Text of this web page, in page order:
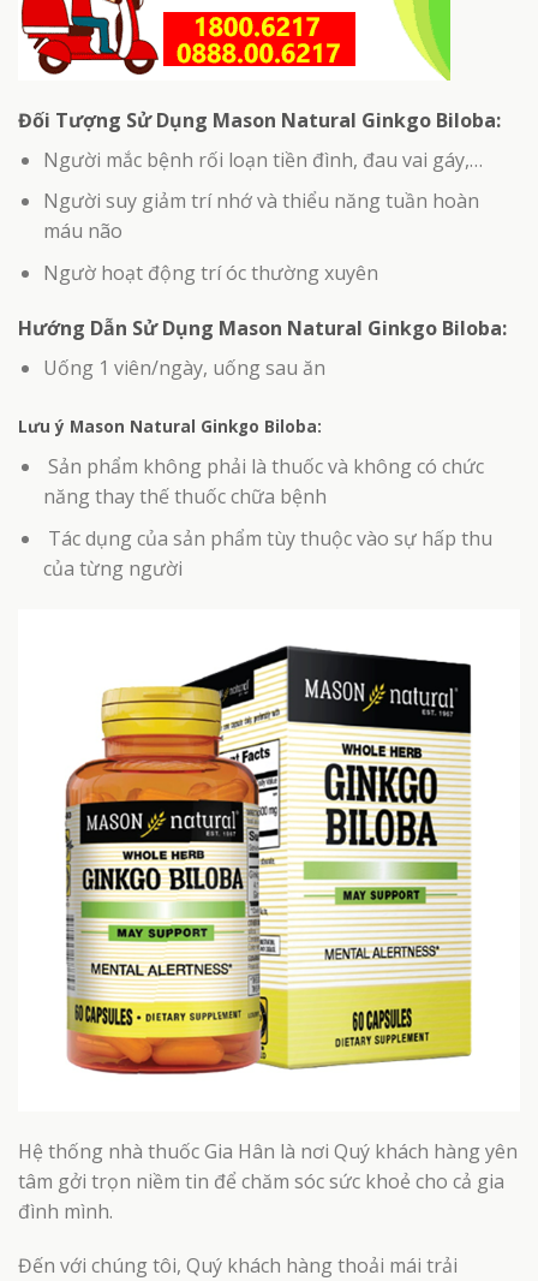
Đối Tượng Sử Dụng Mason Natural Ginkgo Biloba:
Người mắc bệnh rối loạn tiền đình, đau vai gáy,…
Người suy giảm trí nhớ và thiểu năng tuần hoàn
máu não
Ngườ hoạt động trí óc thường xuyên
Hướng Dẫn Sử Dụng Mason Natural Ginkgo Biloba:
Uống 1 viên/ngày, uống sau ăn
Lưu ý Mason Natural Ginkgo Biloba:
Sản phẩm không phải là thuốc và không có chức
năng thay thế thuốc chữa bệnh
Tác dụng của sản phẩm tùy thuộc vào sự hấp thu
của từng người
Hệ thống nhà thuốc Gia Hân là nơi Quý khách hàng yên
tâm gởi trọn niềm tin để chăm sóc sức khoẻ cho cả gia
đình mình.
Đến với chúng tôi, Quý khách hàng thoải mái trải